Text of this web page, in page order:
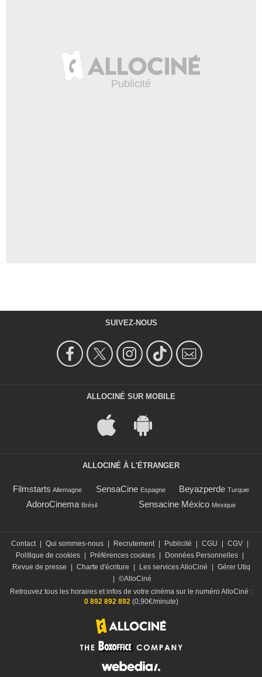
SUIVEZ-NOUS
ALLOCINÉ SUR MOBILE
ALLOCINÉ À L'ÉTRANGER
Filmstarts Allemagne SensaCine Espagne Beyazperde Turquie
AdoroCinema Brésil Sensacine México Mexique
Contact Qui sommes-nous Recrutement Publicité CGU CGV
Politique de cookies
Préférences cookies Données Personnelles
Revue de presse
Charte d'écriture Les services AlloCiné
Gérer Utiq
©AlloCiné
Retrouvez tous les horaires et infos de votre cinéma sur le numéro AlloCiné :
0 892 892 892(0,90€/minute)